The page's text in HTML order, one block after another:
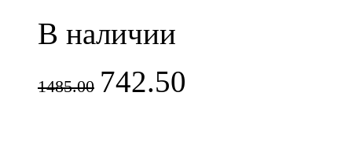
В наличии
1485.00 742.50